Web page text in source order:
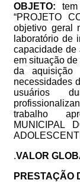
OBJETO:
“PROJETO
objetivo geral
laboratório de
capacidade de
em situação
da aquisição
necessidades
usuários
trabalho
MUNICIPAL
.VALOR
PRESTAÇÃO